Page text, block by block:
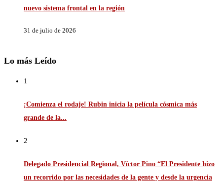
nuevo sistema frontal en la región
31 de julio de 2026
Lo más Leído
1
¡Comienza el rodaje! Rubin inicia la película cósmica más
grande de la...
2
Delegado Presidencial Regional, Víctor Pino “El Presidente hizo
un recorrido por las necesidades de la gente y desde la urgencia